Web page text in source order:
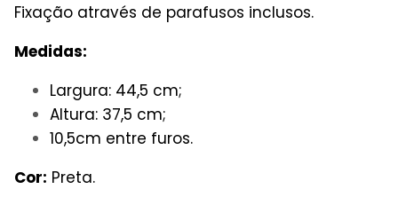
Fixação através de parafusos inclusos.
Medidas:
Largura: 44,5 cm;
Altura: 37,5 cm;
10,5cm entre furos.
Cor: Preta.